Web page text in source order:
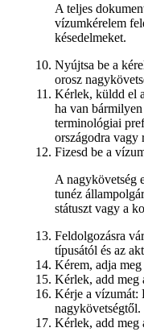
A teljes
vízumkérelem
késedelmeket.
Nyújtsa be a
orosz
Kérlek, küldd el
ha van
terminológiai
országodra vagy
Fizesd be a
A nagykövetség
tunéz
státuszt vagy a
Feldolgozásra
típusától és az
Kérem, adja
Kérlek, add meg
Kérje a vízumát:
nagykövetségtől.
Kérlek, add meg